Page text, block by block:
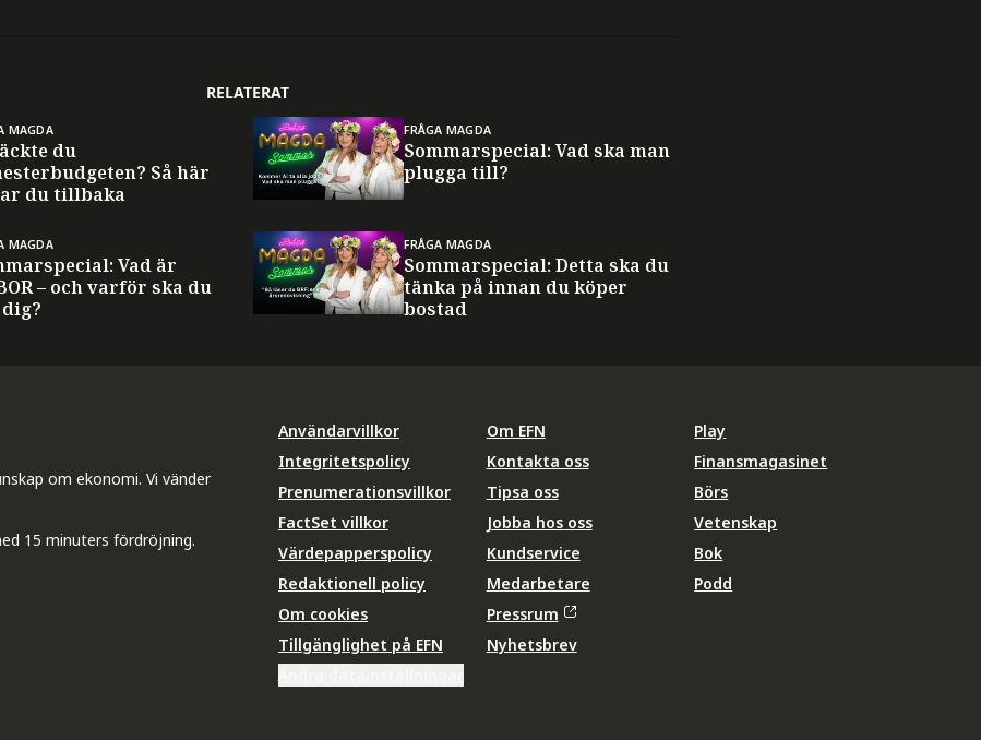
RELATERAT
MAGDA
du
Så här
du tillbaka
FRÅGA MAGDA
Sommarspecial: Vad ska man
plugga till?
MAGDA
Vad är
– och varför ska du
FRÅGA MAGDA
Sommarspecial: Detta ska du
tänka på innan du köper
bostad
om ekonomi. Vi vänder
15 minuters fördröjning.
Användarvillkor
Integritetspolicy
Prenumerationsvillkor
FactSet villkor
Värdepapperspolicy
Redaktionell policy
Om cookies
Tillgänglighet på EFN
Om EFN
Kontakta oss
Tipsa oss
Jobba hos oss
Kundservice
Medarbetare
Pressrum
Nyhetsbrev
Play
Finansmagasinet
Börs
Vetenskap
Bok
Podd